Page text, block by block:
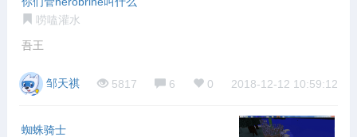
唠嗑灌水
吾王
邹天祺 5817 6 0 2018-12-12 10:59:12
蜘蛛骑士